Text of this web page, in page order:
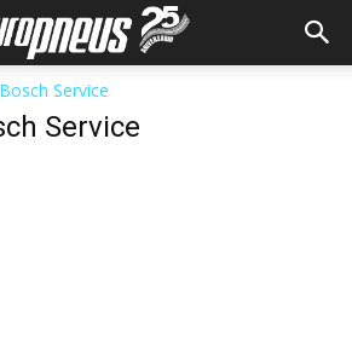
Bosch Service
Service